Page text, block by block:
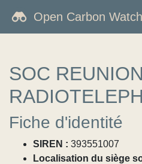
Open Carbon Watch
SOC
Fiche d'identité
SIREN : 393551007
Localisation du siège